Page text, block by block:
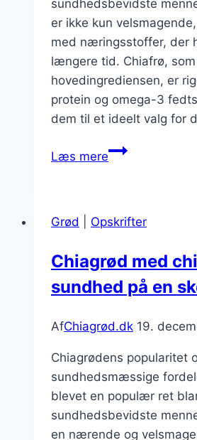
sundhedsbevidste
er ikke kun
med næringsstoffer, der
længere tid. Chiafrø,
hovedingrediensen, er
protein og omega-3
dem til et ideelt valg for
Læs mereChiagrød
holder
mæt
længere
Grød Opskrifter
Chiagrød med
sundhed på en
AfChiagrød.dk 19.
Chiagrødens popularitet
sundhedsmæssige
blevet en populær ret
sundhedsbevidste
en nærende og